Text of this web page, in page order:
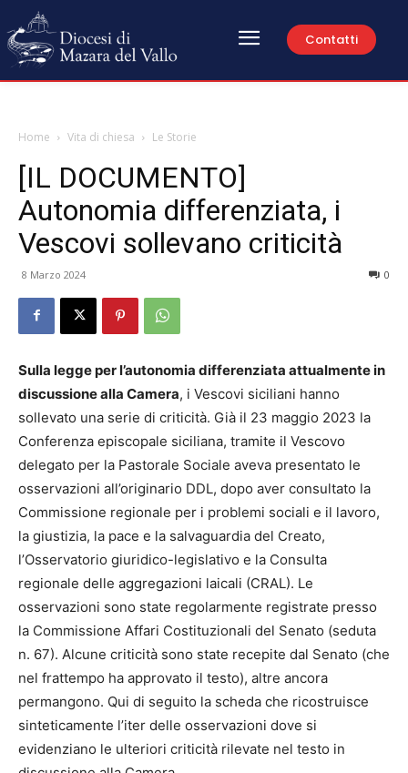
Contatti
Home Vita di chiesa Le Storie
[IL DOCUMENTO]
Autonomia differenziata, i
Vescovi sollevano criticità
8 Marzo 2024 0
Sulla legge per l’autonomia differenziata attualmente in
discussione alla Camera, i Vescovi siciliani hanno
sollevato una serie di criticità. Già il 23 maggio 2023 la
Conferenza episcopale siciliana, tramite il Vescovo
delegato per la Pastorale Sociale aveva presentato le
osservazioni all’originario DDL, dopo aver consultato la
Commissione regionale per i problemi sociali e il lavoro,
la giustizia, la pace e la salvaguardia del Creato,
l’Osservatorio giuridico-legislativo e la Consulta
regionale delle aggregazioni laicali (CRAL). Le
osservazioni sono state regolarmente registrate presso
la Commissione Affari Costituzionali del Senato (seduta
n. 67). Alcune criticità sono state recepite dal Senato (che
nel frattempo ha approvato il testo), altre ancora
permangono. Qui di seguito la scheda che ricostruisce
sinteticamente l’iter delle osservazioni dove si
evidenziano le ulteriori criticità rilevate nel testo in